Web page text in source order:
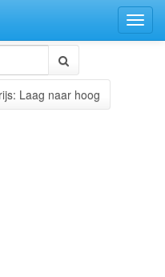
Laag naar hoog